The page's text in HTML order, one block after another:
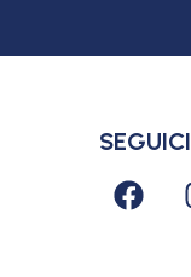
SEGUICI